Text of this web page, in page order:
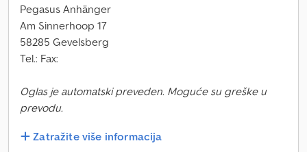
Pegasus Anhänger
Am Sinnerhoop 17
58285 Gevelsberg
Tel.: Fax:
Oglas je automatski preveden. Moguće su greške u
prevodu.
Zatražite više informacija